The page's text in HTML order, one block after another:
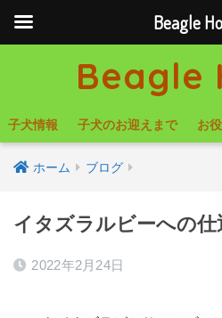
Beagle
子犬情報 子犬のお迎えまで お
ホーム ブログ
イタズラルビーへの仕
2022年2月24日
Beagle